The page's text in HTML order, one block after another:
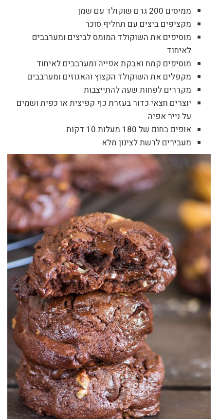
ממיסים 200 גרם שוקולד עם שמן
מקציפים ביצים עם תחליף סוכר
מוסיפים את השוקולד המומס לביצים ומערבבים
לאיחוד
מוסיפים קמח ואבקת אפייה ומערבבים לאיחוד
מקפלים את השוקולד הקצוץ והאגוזים ומערבבים
מקררים לפחות שעה להתייצבות
יוצרים חצאי כדור בעזרת כף קפיצית או כפית ושמים
על נייר אפיה
אופים בחום של 180 מעלות 10 דקות
מעבירים לרשת לצינון מלא